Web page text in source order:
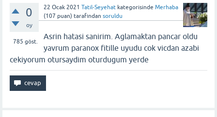
0
oy
785 göst.
22 Ocak 2021 Tatil-Seyehat kategorisinde Merhaba
(107 puan) tarafından soruldu
Asrin hatasi sanirim. Aglamaktan pancar oldu
yavrum paranox fitille uyudu cok vicdan azabi
cekiyorum otursaydim oturdugum yerde